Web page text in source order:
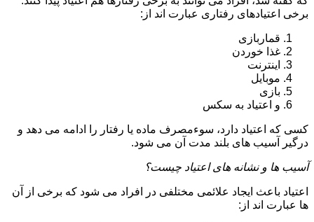
برخی اعتیادهای رفتاری عبارت اند از:
قماربازی
غذا خوردن
اینترنت
موبایل
بازی
و اعتیاد به سکس
کسی که اعتیاد دارد، سوءمصرف ماده یا رفتار را ادامه می دهد و
درگیر آسیب های بلند مدت آن می شود.
آسیب ها و نشانه های اعتیاد چیست؟
اعتیاد باعث ایجاد علائمی مختلفی در افراد می شود که برخی از آن
ها عبارت اند از: